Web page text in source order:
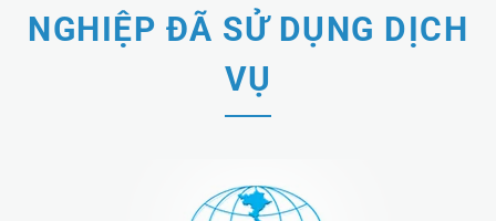
NGHIỆP ĐÃ SỬ DỤNG DỊCH
VỤ